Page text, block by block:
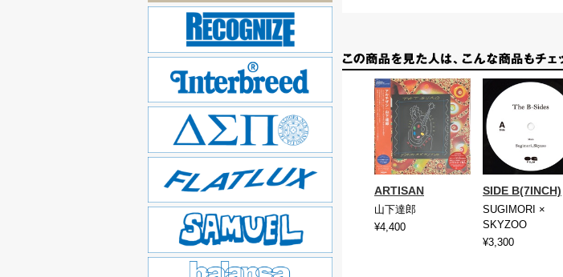
ARTISAN
山下達郎
¥4,400
SIDE B(7INCH)
SUGIMORI ×
SKYZOO
¥3,300